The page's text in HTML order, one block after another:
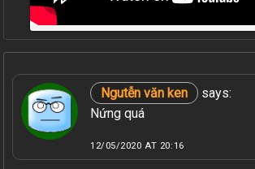
Ngutễn văn ken
says:
Nứng quá
12/05/2020 AT 20:16